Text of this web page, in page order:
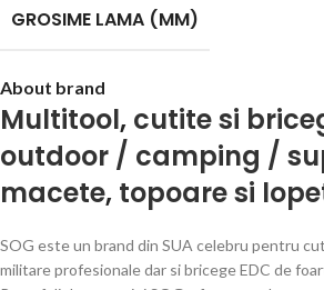
GROSIME LAMA (MM)
About brand
Multitool, cutite si
outdoor / camping /
macete, topoare si
SOG este un brand din SUA celebru pentru
militare profesionale dar si bricege EDC de